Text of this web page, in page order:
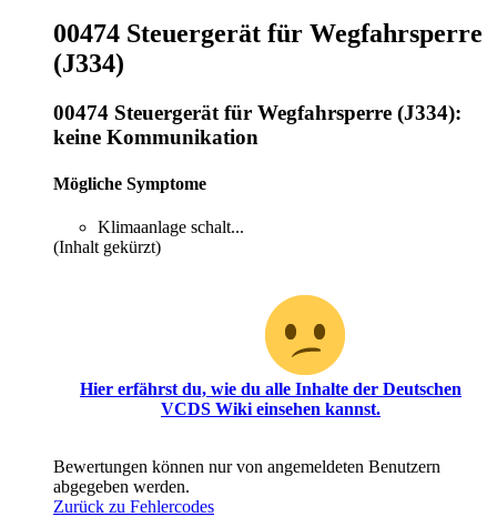
00474 Steuergerät für Wegfahrsperre
(J334)
00474 Steuergerät für Wegfahrsperre (J334):
keine Kommunikation
Mögliche Symptome
Klimaanlage schalt...
(Inhalt gekürzt)
Hier erfährst du, wie du alle Inhalte der Deutschen
VCDS Wiki einsehen kannst.
Bewertungen können nur von angemeldeten Benutzern
abgegeben werden.
Zurück zu Fehlercodes